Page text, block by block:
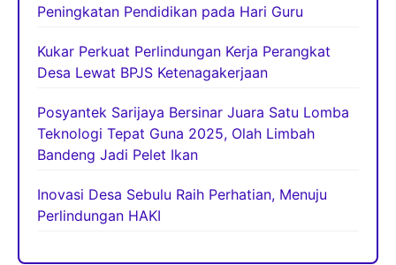
Peningkatan Pendidikan pada Hari Guru
Kukar Perkuat Perlindungan Kerja Perangkat
Desa Lewat BPJS Ketenagakerjaan
Posyantek Sarijaya Bersinar Juara Satu Lomba
Teknologi Tepat Guna 2025, Olah Limbah
Bandeng Jadi Pelet Ikan
Inovasi Desa Sebulu Raih Perhatian, Menuju
Perlindungan HAKI